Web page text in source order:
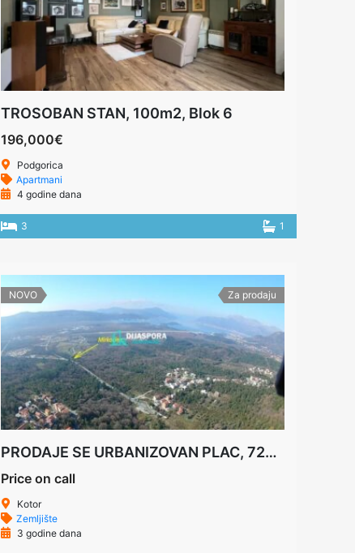
TROSOBAN STAN, 100m2, Blok 6
196,000€
Podgorica
Apartmani
4 godine dana
3 1
NOVO Za prodaju
PRODAJE SE URBANIZOVAN PLAC, 7270M2, KOTOR
Price on call
Kotor
Zemljište
3 godine dana